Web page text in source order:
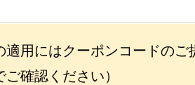
用にはクーポンコードのご
ご確認ください）